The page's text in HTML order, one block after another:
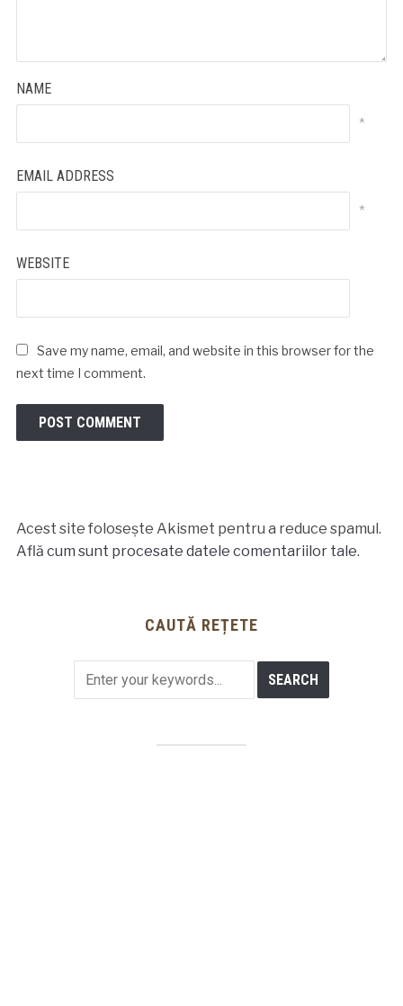
NAME
*
EMAIL ADDRESS
*
WEBSITE
Save my name, email, and website in this browser for the
next time I comment.
Acest site folosește Akismet pentru a reduce spamul.
Află cum sunt procesate datele comentariilor tale.
CAUTĂ REȚETE